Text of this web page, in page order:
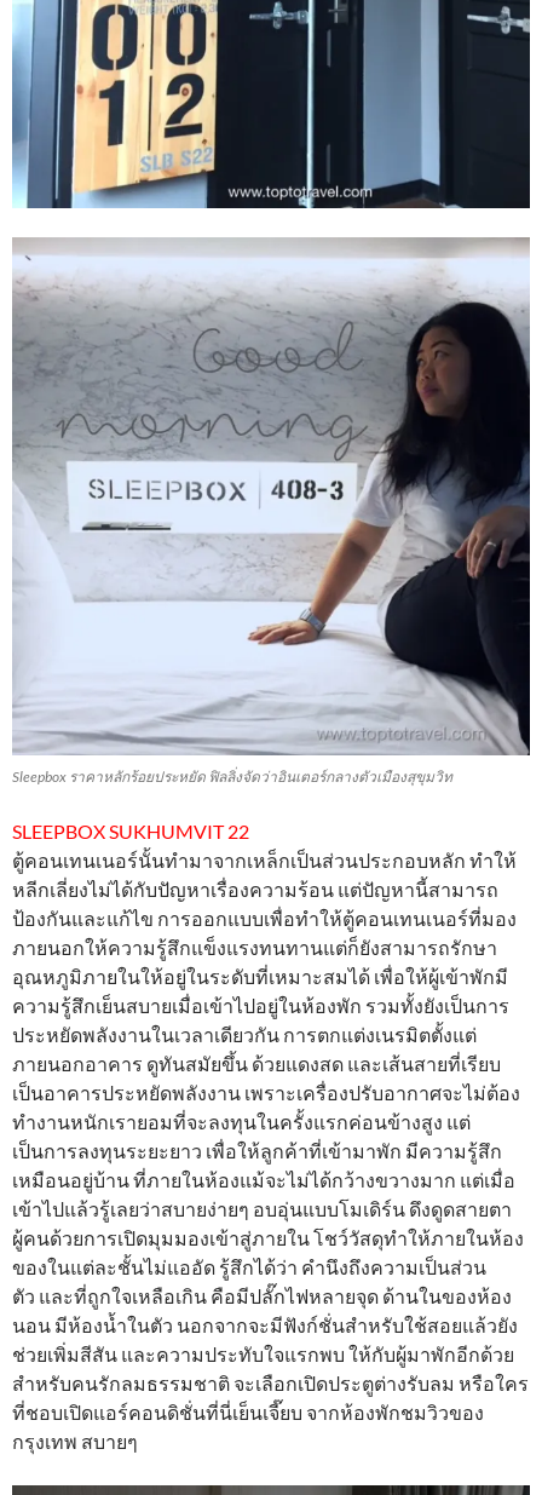
Sleepbox ราคาหลักร้อยประหยัด ฟิลลิ่งจัดว่าอินเตอร์กลางตัวเมืองสุขุมวิท
SLEEPBOX SUKHUMVIT 22
ตู้คอนเทนเนอร์นั้นทำมาจากเหล็กเป็นส่วนประกอบหลัก ทำให้
หลีกเลี่ยงไม่ได้กับปัญหาเรื่องความร้อน แต่ปัญหานี้สามารถ
ป้องกันและแก้ไข การออกแบบเพื่อทำให้ตู้คอนเทนเนอร์ที่มอง
ภายนอกให้ความรู้สึกแข็งแรงทนทานแต่ก็ยังสามารถรักษา
อุณหภูมิภายในให้อยู่ในระดับที่เหมาะสมได้ เพื่อให้ผู้เข้าพักมี
ความรู้สึกเย็นสบายเมื่อเข้าไปอยู่ในห้องพัก รวมทั้งยังเป็นการ
ประหยัดพลังงานในเวลาเดียวกัน การตกแต่งเนรมิตตั้งแต่
ภายนอกอาคาร ดูทันสมัยขึ้น ด้วยแดงสด และเส้นสายที่เรียบ
เป็นอาคารประหยัดพลังงาน เพราะเครื่องปรับอากาศจะไม่ต้อง
ทำงานหนักเรายอมที่จะลงทุนในครั้งแรกค่อนข้างสูง แต่
เป็นการลงทุนระยะยาว เพื่อให้ลูกค้าที่เข้ามาพัก มีความรู้สึก
เหมือนอยู่บ้าน ที่ภายในห้องแม้จะไม่ได้กว้างขวางมาก แต่เมื่อ
เข้าไปแล้วรู้เลยว่าสบายง่ายๆ อบอุ่นแบบโมเดิร์น ดึงดูดสายตา
ผู้คนด้วยการเปิดมุมมองเข้าสู่ภายใน โชว์วัสดุทำให้ภายในห้อง
ของในแต่ละชั้นไม่แออัด รู้สึกได้ว่า คำนึงถึงความเป็นส่วน
ตัว และที่ถูกใจเหลือเกิน คือมีปลั๊กไฟหลายจุด ด้านในของห้อง
นอน มีห้องน้ำในตัว นอกจากจะมีฟังก์ชั่นสำหรับใช้สอยแล้วยัง
ช่วยเพิ่มสีสัน และความประทับใจแรกพบ ให้กับผู้มาพักอีกด้วย
สำหรับคนรักลมธรรมชาติ จะเลือกเปิดประตูต่างรับลม หรือใคร
ที่ชอบเปิดแอร์คอนดิชั่นที่นี่เย็นเจี๊ยบ จากห้องพักชมวิวของ
กรุงเทพ สบายๆ